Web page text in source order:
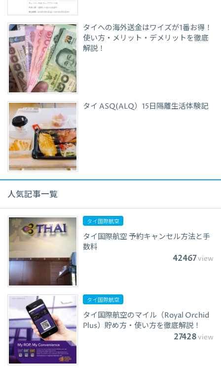
タイへの海外送金はワイズが1番お得！
使い方・メリット・デメリットを徹底
解説！
タイ ASQ(ALQ）15日隔離生活体験記
人気記事一覧
タイ国際航空
タイ国際航空 予約キャンセル方法と手
数料
42467view
タイ国際航空
タイ国際航空のマイル（Royal Orchid
Plus）貯め方・使い方を徹底解説！
27428view